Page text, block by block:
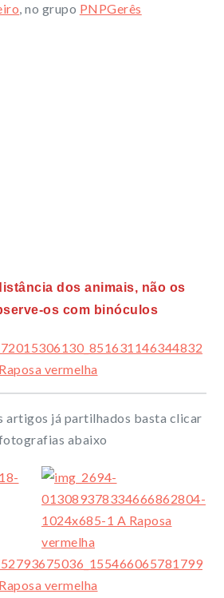
, no grupo PNPGerês
dos animais, não os
os com binóculos
artigos já partilhados basta clicar
abaixo